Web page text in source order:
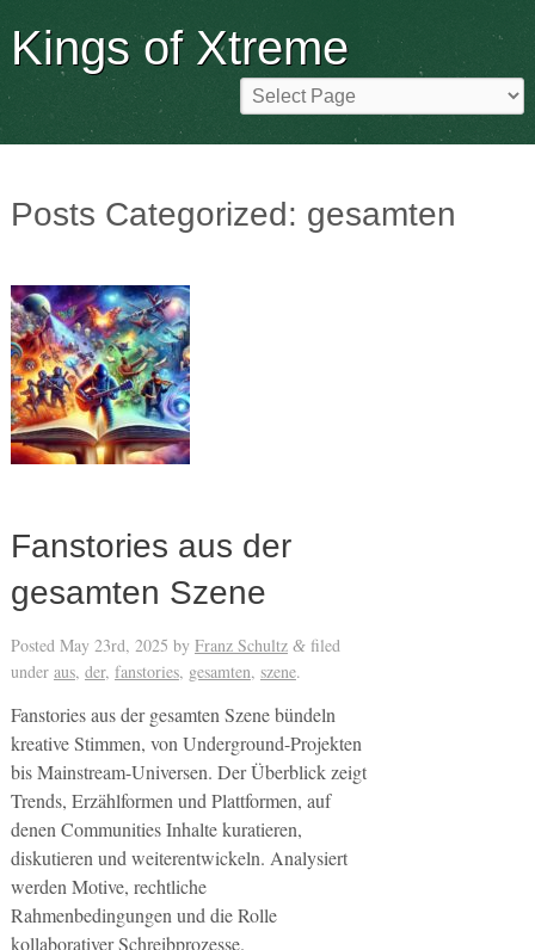
Kings of Xtreme
Posts Categorized: gesamten
Fanstories aus der
gesamten Szene
Posted May 23rd, 2025 by Franz Schultz &filed
under aus, der, fanstories, gesamten, szene.
Fanstories aus der gesamten Szene bündeln
kreative Stimmen, von Underground-Projekten
bis Mainstream-Universen. Der Überblick zeigt
Trends, Erzählformen und Plattformen, auf
denen Communities Inhalte kuratieren,
diskutieren und weiterentwickeln. Analysiert
werden Motive, rechtliche
Rahmenbedingungen und die Rolle
kollaborativer Schreibprozesse.